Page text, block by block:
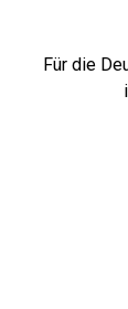
Für die